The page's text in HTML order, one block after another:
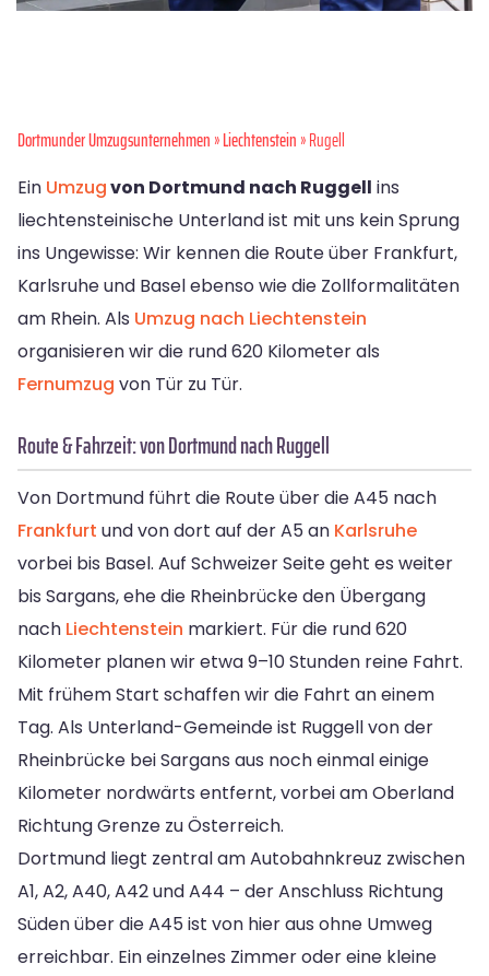
Dortmunder Umzugsunternehmen»Liechtenstein» Rugell
Ein Umzugvon Dortmund nach Ruggell ins
liechtensteinische Unterland ist mit uns kein Sprung
ins Ungewisse: Wir kennen die Route über Frankfurt,
Karlsruhe und Basel ebenso wie die Zollformalitäten
am Rhein. Als Umzug nach Liechtenstein
organisieren wir die rund 620 Kilometer als
Fernumzug von Tür zu Tür.
Route & Fahrzeit: von Dortmund nach Ruggell
Von Dortmund führt die Route über die A45 nach
Frankfurt und von dort auf der A5 an Karlsruhe
vorbei bis Basel. Auf Schweizer Seite geht es weiter
bis Sargans, ehe die Rheinbrücke den Übergang
nach Liechtenstein markiert. Für die rund 620
Kilometer planen wir etwa 9–10 Stunden reine Fahrt.
Mit frühem Start schaffen wir die Fahrt an einem
Tag. Als Unterland-Gemeinde ist Ruggell von der
Rheinbrücke bei Sargans aus noch einmal einige
Kilometer nordwärts entfernt, vorbei am Oberland
Richtung Grenze zu Österreich.
Dortmund liegt zentral am Autobahnkreuz zwischen
A1, A2, A40, A42 und A44 – der Anschluss Richtung
Süden über die A45 ist von hier aus ohne Umweg
erreichbar. Ein einzelnes Zimmer oder eine kleine